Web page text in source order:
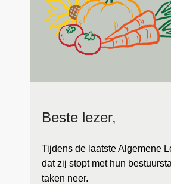
Beste lezer,
Tijdens de laatste Algemene
dat zij stopt met hun
taken neer.